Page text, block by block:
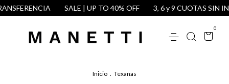
SALE | UP TO 40% OFF 3, 6 y 9 CUOTAS SIN
0
Inicio Texanas